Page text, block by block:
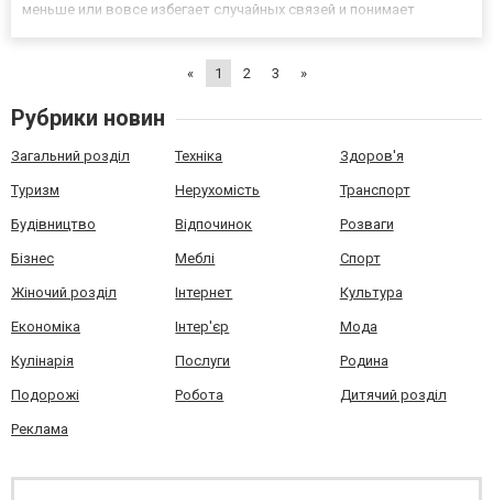
меньше или вовсе избегает случайных связей и понимает
« 1 2 3 »
Рубрики новин
Загальний розділ Техніка Здоров'я
Туризм Нерухомість Транспорт
Будівництво Відпочинок Розваги
Бізнес Меблі Спорт
Жіночий розділ Інтернет Культура
Економіка Інтер'єр Мода
Кулінарія Послуги Родина
Подорожі Робота Дитячий розділ
Реклама